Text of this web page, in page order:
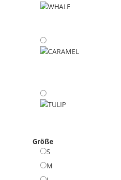
WHALE
CARAMEL
Größe
S
M